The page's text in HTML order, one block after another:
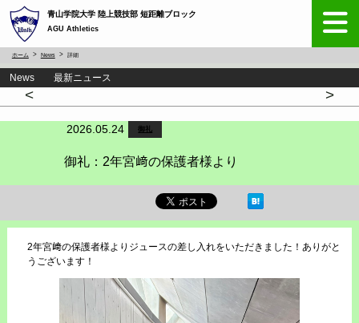
青山学院大学 陸上競技部 短距離ブロック
AGU Athletics
ホーム News 詳細
News 最新ニュース
< >
2026.05.24 御礼
御礼：2年宮﨑の保護者様より
2年宮﨑の保護者様よりジュースの差し入れをいただきました！ありがと
うございます！